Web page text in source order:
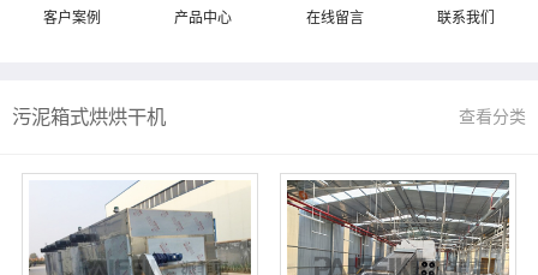
客户案例 产品中心 在线留言 联系我们
污泥箱式烘烘干机 查看分类